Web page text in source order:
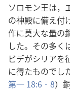
ソロモン​王​は，
の​神殿​に​備え付
作​に​莫大​な​量​の​
し​た。その​多く​
ビデ​が​シリア​を​
に​得​た​もの​でし​
第​一 18:6‐8）